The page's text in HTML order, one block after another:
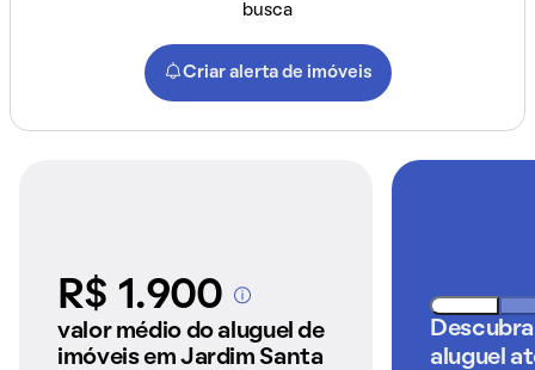
busca
Criar alerta de imóveis
R$ 1.900A partir dos imóveis
anunciados pelo
QuintoAndar
valor médio do aluguel de
imóveis em Jardim Santa
aluguel